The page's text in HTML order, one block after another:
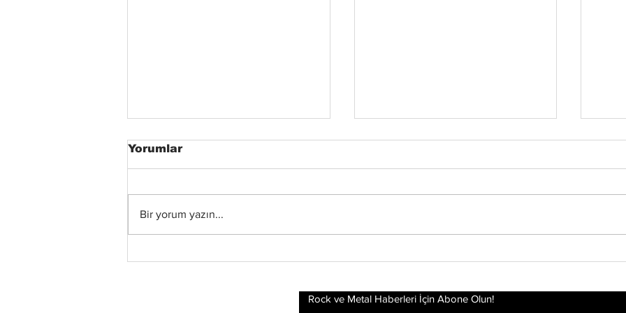
Hikayesi Film Oluyor
Yorumlar
Bir yorum yazın...
Rock ve Metal Haberleri İçin Abone Olun!